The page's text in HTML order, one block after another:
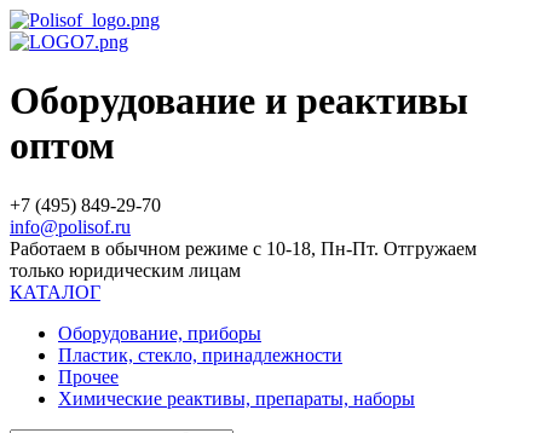
Оборудование и реактивы
оптом
+7 (495) 849-29-70
info@polisof.ru
Работаем в обычном режиме с 10-18, Пн-Пт. Отгружаем
только юридическим лицам
КАТАЛОГ
Оборудование, приборы
Пластик, стекло, принадлежности
Прочее
Химические реактивы, препараты, наборы